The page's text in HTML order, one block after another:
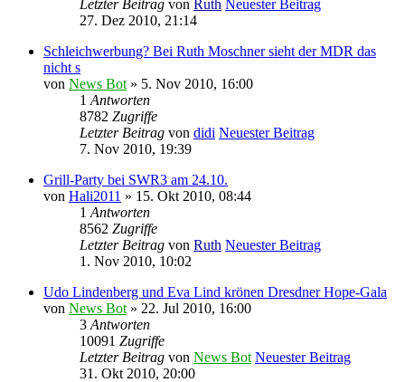
Letzter Beitrag von Ruth Neuester Beitrag
27. Dez 2010, 21:14
Schleichwerbung? Bei Ruth Moschner sieht der MDR das
nicht s
von News Bot » 5. Nov 2010, 16:00
1 Antworten
8782 Zugriffe
Letzter Beitrag von didi Neuester Beitrag
7. Nov 2010, 19:39
Grill-Party bei SWR3 am 24.10.
von Hali2011 » 15. Okt 2010, 08:44
1 Antworten
8562 Zugriffe
Letzter Beitrag von Ruth Neuester Beitrag
1. Nov 2010, 10:02
Udo Lindenberg und Eva Lind krönen Dresdner Hope-Gala
von News Bot » 22. Jul 2010, 16:00
3 Antworten
10091 Zugriffe
Letzter Beitrag von News Bot Neuester Beitrag
31. Okt 2010, 20:00